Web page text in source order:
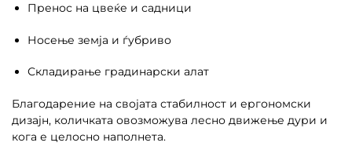
Пренос на цвеќе и садници
Носење земја и ѓубриво
Складирање градинарски алат
Благодарение на својата стабилност и ергономски
дизајн, количката овозможува лесно движење дури и
кога е целосно наполнета.